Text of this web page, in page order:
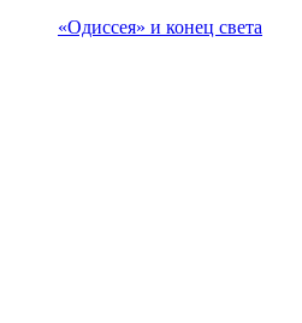
«Одиссея» и конец света